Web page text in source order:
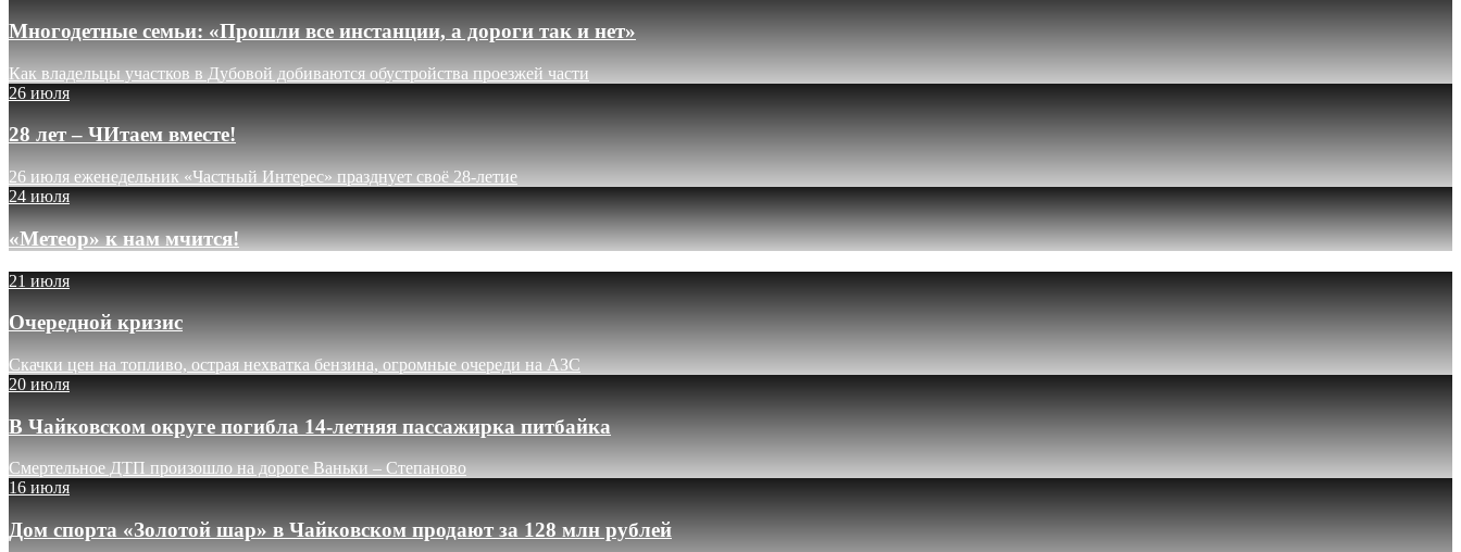
Многодетные семьи: «Прошли все инстанции, а дороги так и нет»
Как владельцы участков в Дубовой добиваются обустройства проезжей части
26 июля
28 лет – ЧИтаем вместе!
26 июля еженедельник «Частный Интерес» празднует своё 28-летие
24 июля
«Метеор» к нам мчится!
21 июля
Очередной кризис
Скачки цен на топливо, острая нехватка бензина, огромные очереди на АЗС
20 июля
В Чайковском округе погибла 14-летняя пассажирка питбайка
Смертельное ДТП произошло на дороге Ваньки – Степаново
16 июля
Дом спорта «Золотой шар» в Чайковском продают за 128 млн рублей